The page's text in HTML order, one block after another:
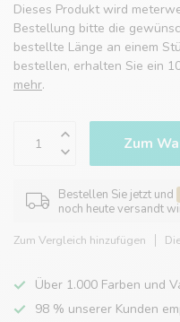
Dieses Produkt wird
Bestellung bitte die
bestellte Länge an einem
bestellen, erhalten Sie ein
mehr.
Zum
Bestellen Sie jetzt und
noch heute versandt
Zum Vergleich hinzufügen
Über 1.000 Farben und
98 % unserer Kunden